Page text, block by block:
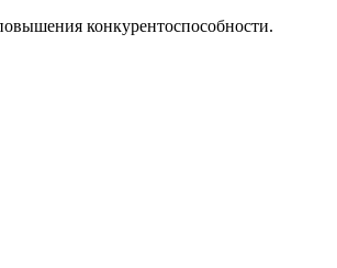
конкурентоспособности.